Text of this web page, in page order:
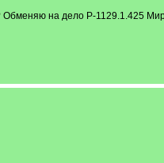
Обменяю на дело Р-1129.1.425